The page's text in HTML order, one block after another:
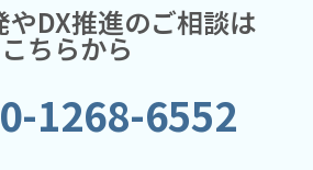
やDX推進のご相談は
こちらから
1268-6552